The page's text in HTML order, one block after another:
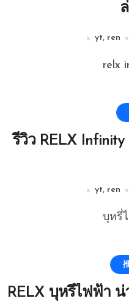
yt, ren
relx
รีวิว RELX
yt, ren
บุหรี่
RELX บุหรี่ไฟฟ้า